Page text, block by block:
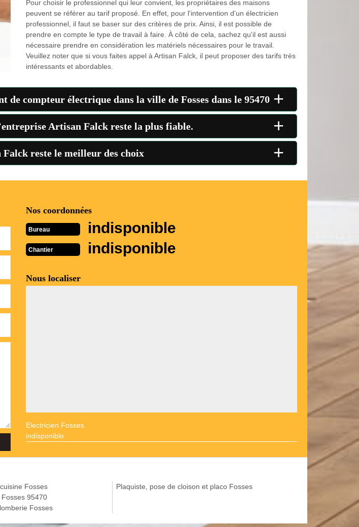
Pour choisir le professionnel qui leur convient, les propriétaires des maisons
peuvent se référer au tarif proposé. En effet, pour l'intervention d'un électricien
professionnel, il faut se baser sur des critères de prix. Ainsi, il est possible de
prendre en compte le type de travail à faire. À côté de cela, sachez qu'il est aussi
nécessaire prendre en considération les matériels nécessaires pour le travail.
Veuillez noter que si vous faites appel à Artisan Falck, il peut proposer des tarifs très
intéressants et abordables.
de compteur électrique dans la ville de Fosses dans le 95470 +
Artisan Falck reste la plus fiable. +
Falck reste le meilleur des choix +
Nos coordonnées
Bureau indisponible
Chantier indisponible
Nous localiser
Electricien Fosses
indisponible
Fosses
95470
Fosses
Plaquiste, pose de cloison et placo Fosses